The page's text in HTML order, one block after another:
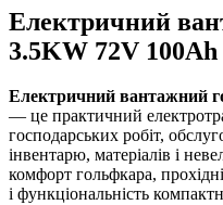
Електричний
3.5KW 72V 100Ah
Електричний вантажний
— це практичний
господарських робіт,
інвентарю, матеріалів і
комфорт гольфкара,
і функціональність